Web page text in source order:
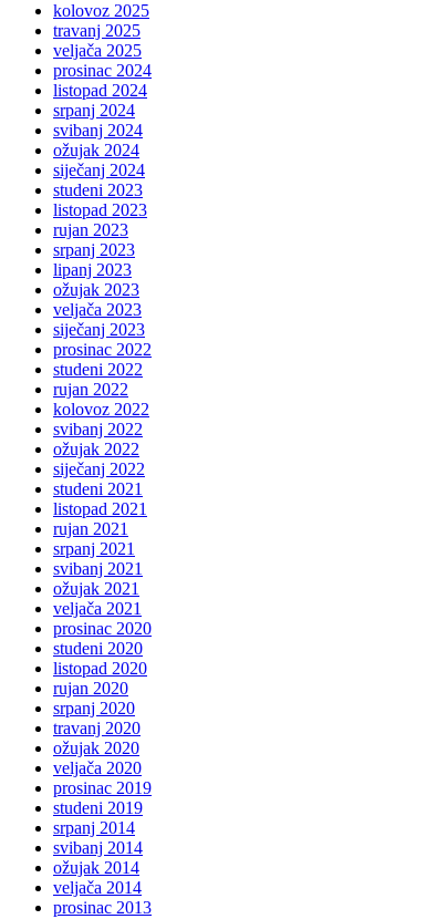
kolovoz 2025
travanj 2025
veljača 2025
prosinac 2024
listopad 2024
srpanj 2024
svibanj 2024
ožujak 2024
siječanj 2024
studeni 2023
listopad 2023
rujan 2023
srpanj 2023
lipanj 2023
ožujak 2023
veljača 2023
siječanj 2023
prosinac 2022
studeni 2022
rujan 2022
kolovoz 2022
svibanj 2022
ožujak 2022
siječanj 2022
studeni 2021
listopad 2021
rujan 2021
srpanj 2021
svibanj 2021
ožujak 2021
veljača 2021
prosinac 2020
studeni 2020
listopad 2020
rujan 2020
srpanj 2020
travanj 2020
ožujak 2020
veljača 2020
prosinac 2019
studeni 2019
srpanj 2014
svibanj 2014
ožujak 2014
veljača 2014
prosinac 2013